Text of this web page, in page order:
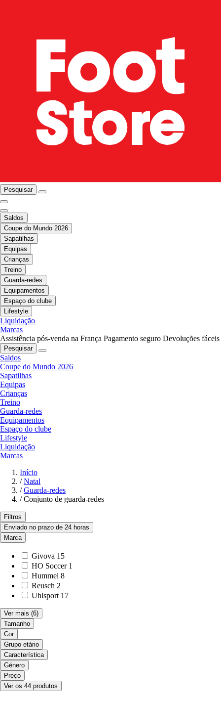
Pesquisar
Saldos
Coupe do Mundo 2026
Sapatilhas
Equipas
Crianças
Treino
Guarda-redes
Equipamentos
Espaço do clube
Lifestyle
Liquidação
Marcas
Assistência pós-venda na França Pagamento seguro Devoluções fáceis
Pesquisar
Saldos
Coupe do Mundo 2026
Sapatilhas
Equipas
Crianças
Treino
Guarda-redes
Equipamentos
Espaço do clube
Lifestyle
Liquidação
Marcas
Início
/ Natal
/ Guarda-redes
/ Conjunto de guarda-redes
Filtros
Enviado no prazo de 24 horas
Marca
Givova 15
HO Soccer 1
Hummel 8
Reusch 2
Uhlsport 17
Ver mais (6)
Tamanho
Cor
Grupo etário
Característica
Género
Preço
Ver os 44 produtos